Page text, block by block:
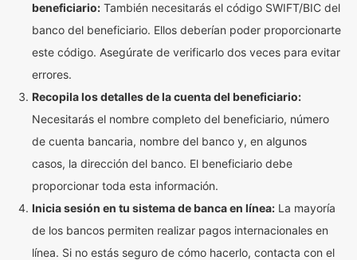
beneficiario: También necesitarás el código SWIFT/BIC del
banco del beneficiario. Ellos deberían poder proporcionarte
este código. Asegúrate de verificarlo dos veces para evitar
errores.
Recopila los detalles de la cuenta del beneficiario:
Necesitarás el nombre completo del beneficiario, número
de cuenta bancaria, nombre del banco y, en algunos
casos, la dirección del banco. El beneficiario debe
proporcionar toda esta información.
Inicia sesión en tu sistema de banca en línea: La mayoría
de los bancos permiten realizar pagos internacionales en
línea. Si no estás seguro de cómo hacerlo, contacta con el